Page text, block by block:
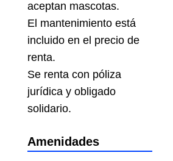
aceptan mascotas.
El mantenimiento está
incluido en el precio de
renta.
Se renta con póliza
jurídica y obligado
solidario.
Amenidades